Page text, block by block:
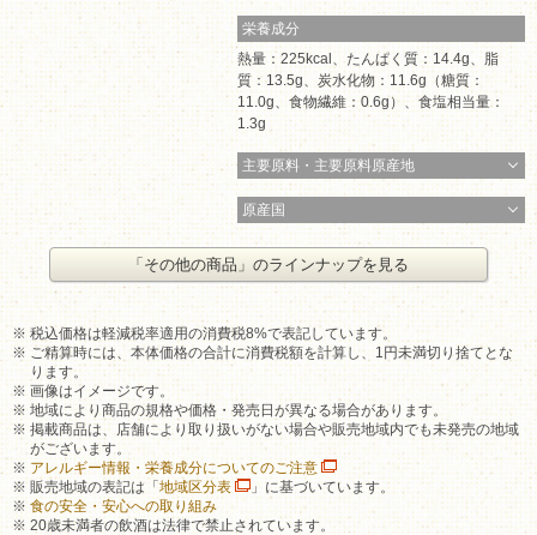
栄養成分
熱量：225kcal、たんぱく質：14.4g、脂
質：13.5g、炭水化物：11.6g（糖質：
11.0g、食物繊維：0.6g）、食塩相当量：
1.3g
主要原料・主要原料原産地
原産国
「その他の商品」のラインナップを見る
税込価格は軽減税率適用の消費税8%で表記しています。
ご精算時には、本体価格の合計に消費税額を計算し、1円未満切り捨てとな
ります。
画像はイメージです。
地域により商品の規格や価格・発売日が異なる場合があります。
掲載商品は、店舗により取り扱いがない場合や販売地域内でも未発売の地域
がございます。
アレルギー情報・栄養成分についてのご注意
販売地域の表記は「 地域区分表
」に基づいています。
食の安全・安心への取り組み
20歳未満者の飲酒は法律で禁止されています。